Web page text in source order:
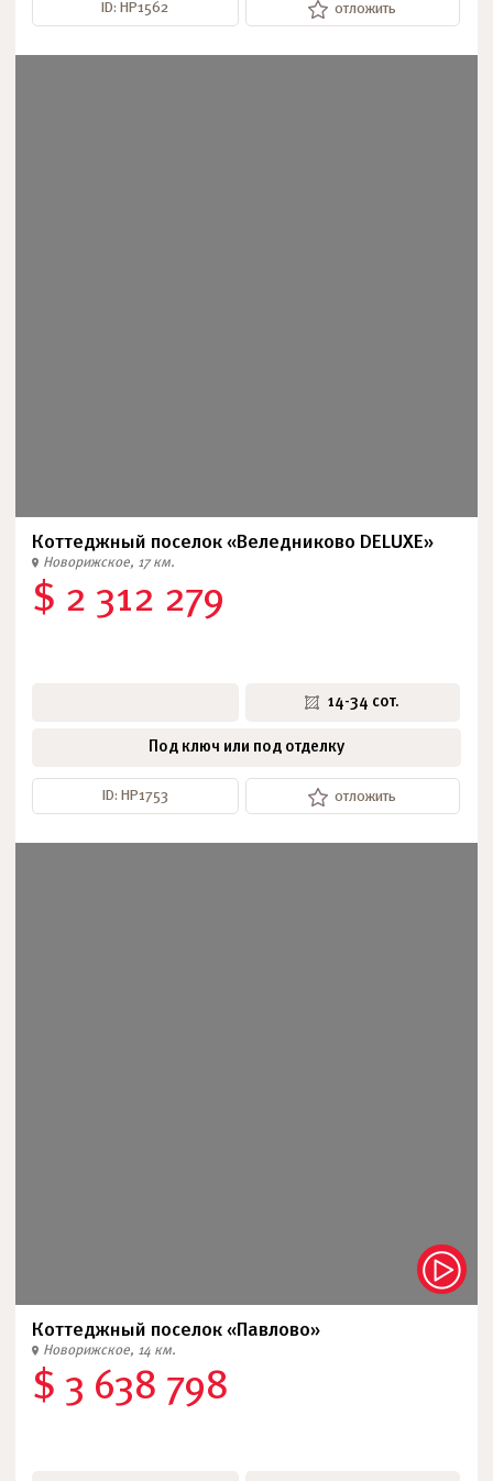
ID: НР1562 отложить
Коттеджный поселок «Веледниково DELUXE»
Новорижское, 17 км.
$ 2 312 279
14-34 сот.
Под ключ или под отделку
ID: НР1753 отложить
Коттеджный поселок «Павлово»
Новорижское, 14 км.
$ 3 638 798